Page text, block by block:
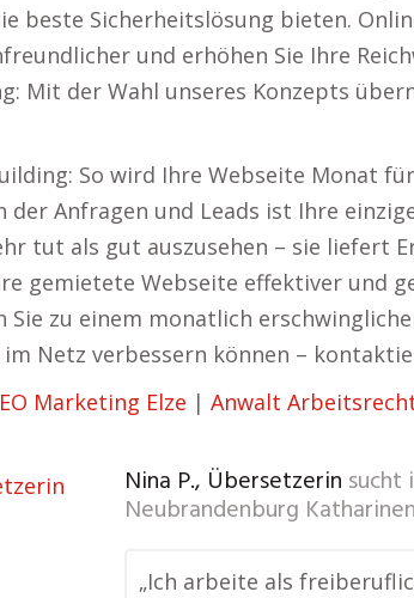
beste Sicherheitslösung bieten.
und erhöhen Sie Ihre
Mit der Wahl unseres Konzepts
So wird Ihre Webseite Monat
der Anfragen und Leads ist Ihre
tut als gut auszusehen – sie liefert
gemietete Webseite effektiver und
Sie zu einem monatlich
Netz verbessern können –
Marketing Elze | Anwalt
Nina P., Übersetzerin sucht
Neubrandenburg
„Ich arbeite als